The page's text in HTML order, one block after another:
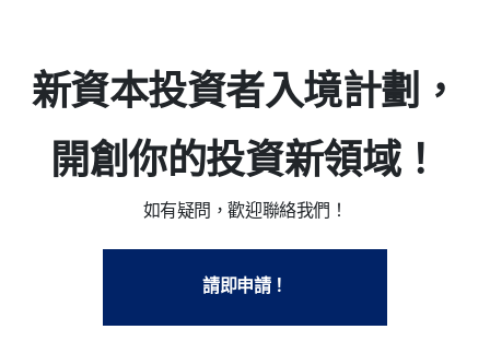
新資本投資者入境計劃，
開創你的投資新領域！
如有疑問，歡迎聯絡我們！
請即申請！